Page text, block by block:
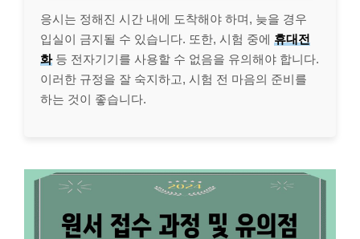
응시는 정해진 시간 내에 도착해야 하며, 늦을 경우
입실이 금지될 수 있습니다. 또한, 시험 중에 휴대전
화등 전자기기를 사용할 수 없음을 유의해야 합니다.
이러한 규정을 잘 숙지하고, 시험 전 마음의 준비를
하는 것이 좋습니다.